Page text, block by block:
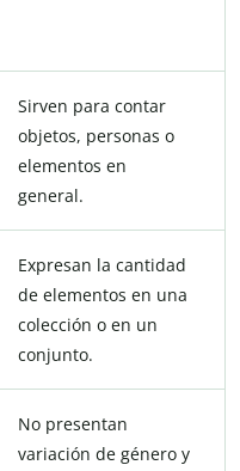
Sirven para contar
objetos, personas o
elementos en
general.
Expresan la cantidad
de elementos en una
colección o en un
conjunto.
No presentan
variación de género y